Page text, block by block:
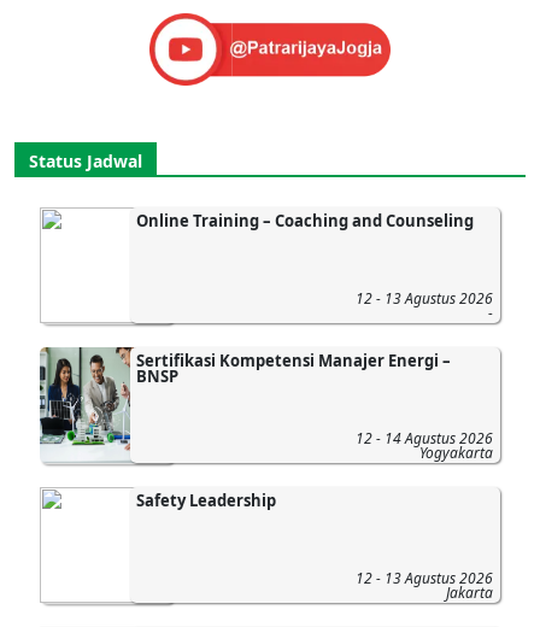
Status Jadwal
Online Training – Coaching and Counseling
12 - 13 Agustus 2026
-
Sertifikasi Kompetensi Manajer Energi –
BNSP
12 - 14 Agustus 2026
Yogyakarta
Safety Leadership
12 - 13 Agustus 2026
Jakarta